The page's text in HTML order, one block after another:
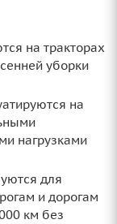
на тракторах
уборки
на
нагрузками
для
и дорогам
км без